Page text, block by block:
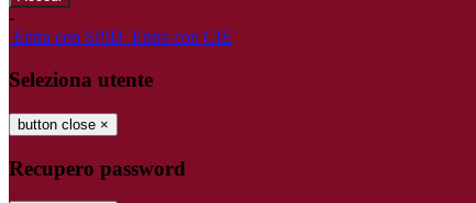
-
Entra con SPID Entra con CIE
Seleziona utente
button close ×
Recupero password